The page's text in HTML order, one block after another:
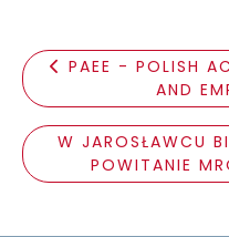
PAEE - POLISH
AND
W JAROSŁAWCU
POWITANIE